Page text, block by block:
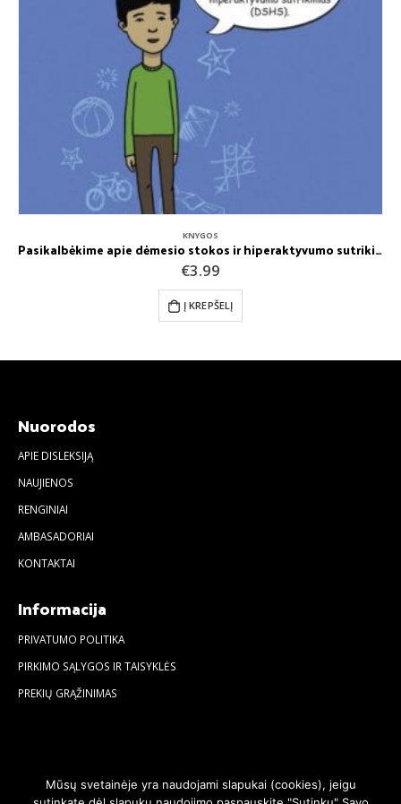
KNYGOS
Pasikalbėkime apie dėmesio stokos ir hiperaktyvumo sutrikimą? vadovas draugams, artimiesiems, specialistams / Susan Yarney
€3.99
Į KREPŠELĮ
Nuorodos
APIE DISLEKSIJĄ
NAUJIENOS
RENGINIAI
AMBASADORIAI
KONTAKTAI
Informacija
PRIVATUMO POLITIKA
PIRKIMO SĄLYGOS IR TAISYKLĖS
PREKIŲ GRĄŽINIMAS
Mūsų svetainėje yra naudojami slapukai (cookies), jeigu